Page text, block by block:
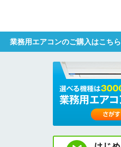
業務用エアコンのご購入はこち